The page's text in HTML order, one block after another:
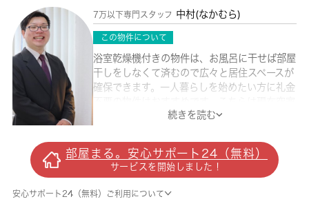
7万以下専門スタッフ 中村(なかむら)
この物件について
浴室乾燥機付きの物件は、お風呂に干せば部屋
干しをしなくて済むので広々と居住スペースが
確保できます。一人暮らしを始めたい方に礼金
の物件です。過ごしやすい環境を実現する、エ
トです。快適な生活を実現してくれる要素の一
つに、住まいというものがあるのだと思いま
す。当社に住まい探しのお手伝いをさせて下さ
い。
続きを読む
部屋まる。安心サポート24（無料）
サービスを開始しました！
安心サポート24（無料）ご利用について